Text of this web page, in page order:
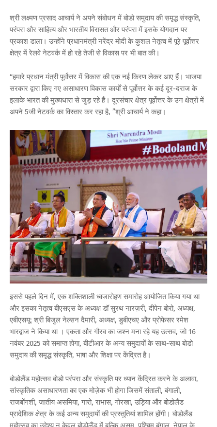
श्री लक्ष्मण प्रसाद आचार्य ने अपने संबोधन में बोडो समुदाय की समृद्ध संस्कृति,
परंपरा और साहित्य और भारतीय विरासत और परंपरा में इसके योगदान पर
प्रकाश डाला। उन्होंने प्रधानमंत्री नरेंद्र मोदी के कुशल नेतृत्व में पूरे पूर्वोत्तर
क्षेत्र में रेलवे नेटवर्क में हो रहे तेजी से विकास पर भी बात की।
“हमारे प्रधान मंत्री पूर्वोत्तर में विकास की एक नई किरण लेकर आए हैं। भाजपा
सरकार द्वारा किए गए असाधारण विकास कार्यों से पूर्वोत्तर के कई दूर-दराज के
इलाके भारत की मुख्यधारा से जुड़ रहे हैं। दूरसंचार क्षेत्र पूर्वोत्तर के उन क्षेत्रों में
अपने 5जी नेटवर्क का विस्तार कर रहा है, ”श्री आचार्य ने कहा।
इससे पहले दिन में, एक शक्तिशाली ध्वजारोहण समारोह आयोजित किया गया था
और इसका नेतृत्व बीएसएस के अध्यक्ष डॉ सुरथ नारज़री, दीपेन बोरो, अध्यक्ष,
एबीएसयू; श्री बिजुल नेल्सन दैमारी, अध्यक्ष, डुबीएचए और प्रोफेसर रमेश
भारद्वाज ने किया था । एकता और गौरव का जश्न मना रहे यह उत्सव, जो 16
नवंबर 2025 को समाप्त होगा, बीटीआर के अन्य समुदायों के साथ-साथ बोडो
समुदाय की समृद्ध संस्कृति, भाषा और शिक्षा पर केंद्रित है।
बोडोलैंड महोत्सव बोडो परंपरा और संस्कृति पर ध्यान केंद्रित करने के अलावा,
सांस्कृतिक असाधारणता का एक मोज़ेक भी होगा जिसमें संताली, बंगाली,
राजबोंगशी, जातीय असमिया, गारो, राभास, गोरखा, उड़िया और बोडोलैंड
प्रादेशिक क्षेत्र के कई अन्य समुदायों की प्रस्तुतियां शामिल होंगी। बोडोलैंड